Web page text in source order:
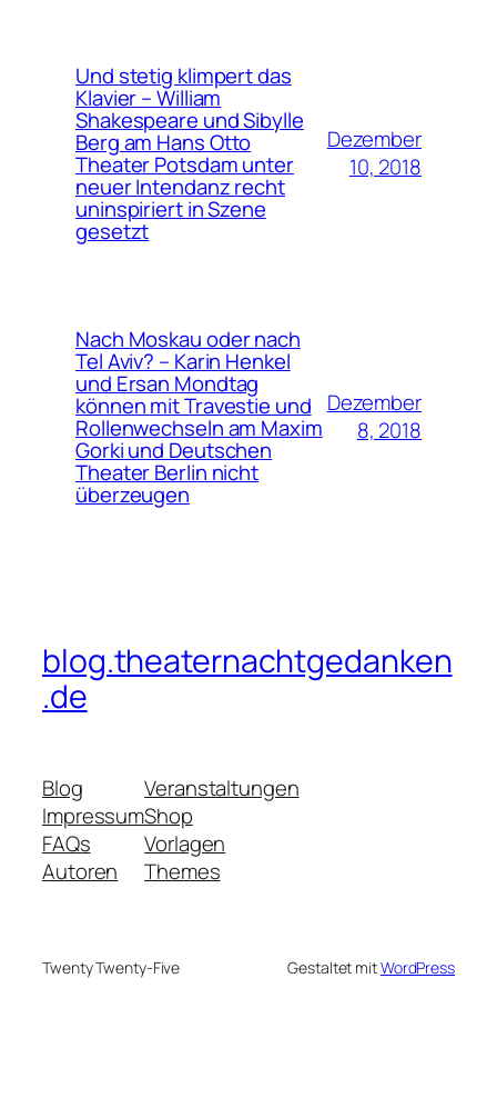
Und stetig klimpert das
Klavier – William
Shakespeare und Sibylle
Berg am Hans Otto
Theater Potsdam unter
neuer Intendanz recht
uninspiriert in Szene
gesetzt
Dezember
10, 2018
Nach Moskau oder nach
Tel Aviv? – Karin Henkel
und Ersan Mondtag
können mit Travestie und
Rollenwechseln am Maxim
Gorki und Deutschen
Theater Berlin nicht
überzeugen
Dezember
8, 2018
blog.theaternachtgedanken
.de
Blog
Impressum
FAQs
Autoren
Veranstaltungen
Shop
Vorlagen
Themes
Twenty Twenty-Five Gestaltet mitWordPress